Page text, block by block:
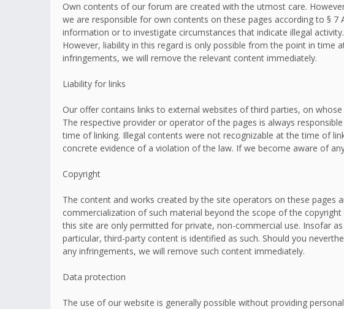
Own contents of our forum are created with the utmost care.
we are responsible for own contents on these pages according to §
information or to investigate circumstances that indicate illegal
However, liability in this regard is only possible from the point in
infringements, we will remove the relevant content immediately.
Liability for links
Our offer contains links to external websites of third parties, on
The respective provider or operator of the pages is always
time of linking. Illegal contents were not recognizable at the time of
concrete evidence of a violation of the law. If we become aware of
Copyright
The content and works created by the site operators on these
commercialization of such material beyond the scope of the
this site are only permitted for private, non-commercial use. Insofar
particular, third-party content is identified as such. Should you
any infringements, we will remove such content immediately.
Data protection
The use of our website is generally possible without providing